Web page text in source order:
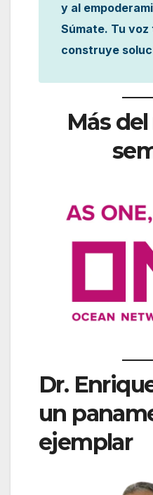
y al
Súmate. Tu voz
construye
Más
Dr.
un
ejemplar